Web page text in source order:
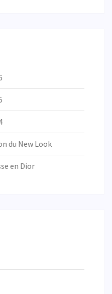
du New Look
en Dior